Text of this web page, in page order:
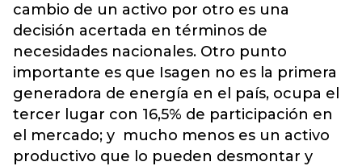
cambio de un activo por otro es una
decisión acertada en términos de
necesidades nacionales. Otro punto
importante es que Isagen no es la primera
generadora de energía en el país, ocupa el
tercer lugar con 16,5% de participación en
el mercado; y mucho menos es un activo
productivo que lo pueden desmontar y